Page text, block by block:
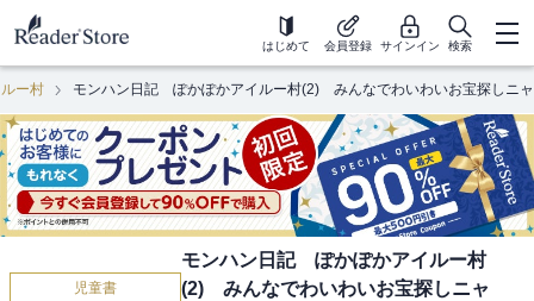
はじめて 会員登録 サインイン 検索
ー村 モンハン日記 ぽかぽかアイルー村(2) みんなでわいわいお宝探しニャ
児童書
モンハン日記 ぽかぽかアイルー村
(2) みんなでわいわいお宝探しニャ